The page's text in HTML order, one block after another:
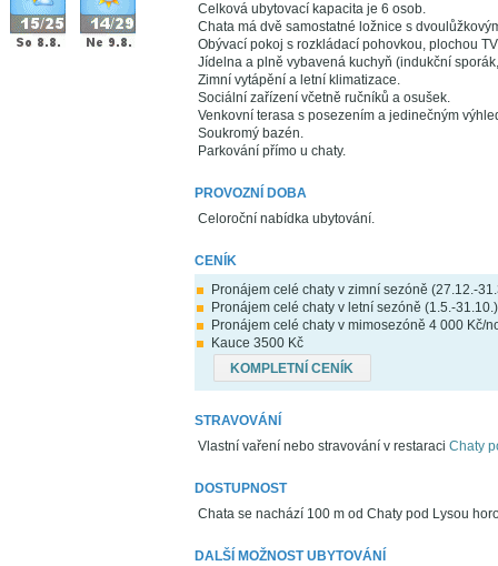
Celková ubytovací kapacita je 6 osob.
Chata má dvě samostatné ložnice s
Obývací pokoj s rozkládací pohovkou, plochou
Jídelna a plně vybavená kuchyň (indukční
Zimní vytápění a letní klimatizace.
Sociální zařízení včetně ručníků a osušek.
Venkovní terasa s posezením a jedinečným
Soukromý bazén.
Parkování přímo u chaty.
PROVOZNÍ DOBA
Celoroční nabídka ubytování.
CENÍK
Pronájem celé chaty v zimní sezóně (27.12.-
Pronájem celé chaty v letní sezóně (1.5.-
Pronájem celé chaty v mimosezóně 4 000 Kč/
Kauce 3500 Kč
KOMPLETNÍ CENÍK
STRAVOVÁNÍ
Vlastní vaření nebo stravování v restaraci Chaty
DOSTUPNOST
Chata se nachází 100 m od Chaty pod Lysou
DALŠÍ MOŽNOST UBYTOVÁNÍ